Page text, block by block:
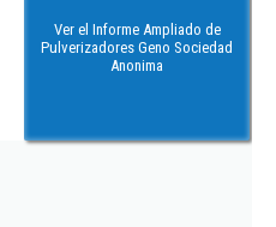
Ver el Informe Ampliado de
Pulverizadores Geno Sociedad
Anonima